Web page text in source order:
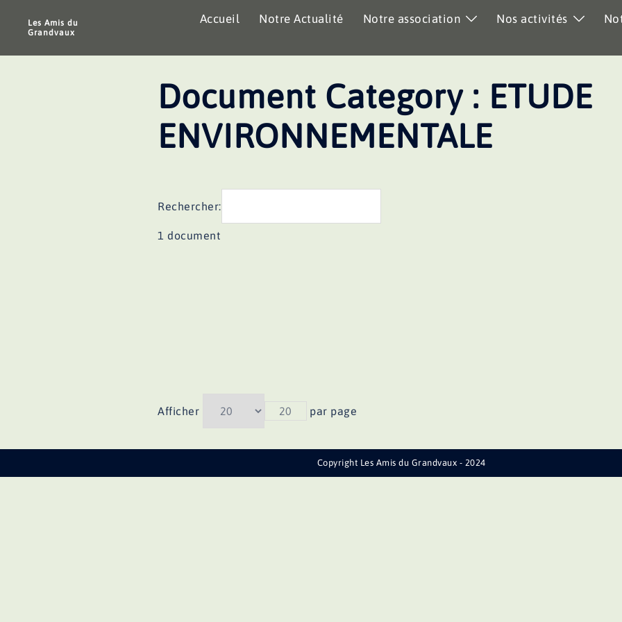
Les Amis du
Grandvaux
Accueil Notre Actualité Notre association Nos activités
Document Category : ETUDE
ENVIRONNEMENTALE
Rechercher:
1 document
Afficher 20 par page
Copyright Les Amis du Grandvaux - 2024